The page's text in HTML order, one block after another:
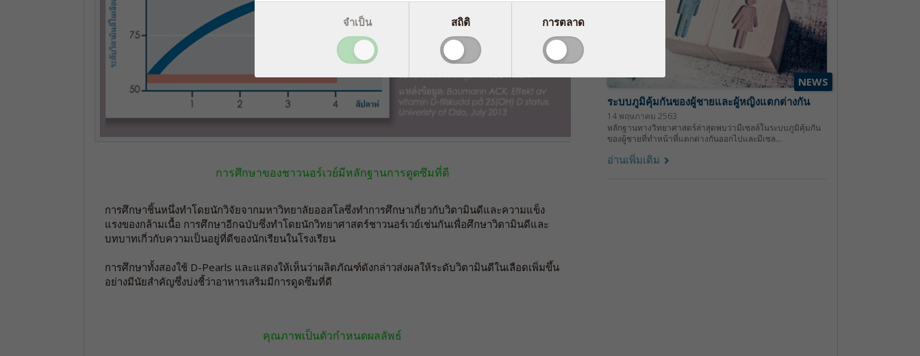
การศึกษาของชาวนอร์เวย์มีหลักฐานการดูดซึมที่ดี
การศึกษาชิ้นหนึ่งทำโดยนักวิจัยจากมหาวิทยาลัยออสโลซึ่งทำการศึกษาเกี่ยวกับวิตามินดีและความแข็ง
แรงของกล้ามเนื้อ การศึกษาอีกฉบับซึ่งทำโดยนักวิทยาศาสตร์ชาวนอร์เวย์เช่นกันเพื่อศึกษาวิตามินดีและ
บทบาทเกี่วกับความเป็นอยู่ที่ดีของนักเรียนในโรงเรียน
การศึกษาทั้งสองใช้ D-Pearls และแสดงให้เห็นว่าผลิตภัณฑ์ดังกล่าวส่งผลให้ระดับวิตามินดีในเลือดเพิ่มขึ้น
อย่างมีนัยสำคัญซึ่งบ่งชี้ว่าอาหารเสริมมีการดูดซึมที่ดี
คุณภาพเป็นตัวกำหนดผลลัพธ์
NEWS
ระบบภูมิคุ้มกันของผู้ชายและผู้หญิงแตกต่างกัน
14 พฤษภาคม 2563
หลักฐานทางวิทยาศาสตร์ล่าสุดพบว่ามีเซลล์ในระบบภูมิคุ้มกัน
ของผู้ชายที่ทำหน้าที่แตกต่างกันออกไปและมีเซล...
อ่านเพิ่มเติม
จำเป็น สถิติ การตลาด